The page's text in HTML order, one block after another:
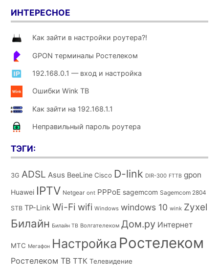
ИНТЕРЕСНОЕ
Как зайти в настройки роутера?!
GPON терминалы Ростелеком
192.168.0.1 — вход и настройка
Ошибки Wink ТВ
Как зайти на 192.168.1.1
Неправильный пароль роутера
ТЭГИ:
3G ADSL Asus BeeLine Cisco D-link DIR-300 FTTB gpon
Huawei IPTV Netgear ont PPPoE sagemcom Sagemcom 2804
STB TP-Link Wi-Fi wifi Windows windows 10 wink Zyxel
Билайн Билайн ТВ Волгателеком Дом.ру Интернет
МТС Мегафон Настройка Ростелеком
Ростелеком ТВ ТТК Телевидение